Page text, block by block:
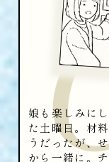
娘も楽しみに
た土曜日。材
うだったが、
から一緒に。